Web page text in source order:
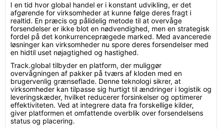
I en tid hvor global handel er i konstant udvikling, er det
afgørende for virksomheder at kunne følge deres fragt i
realtid. En præcis og pålidelig metode til at overvåge
forsendelser er ikke blot en nødvendighed, men en strategisk
fordel på det konkurrenceprægede marked. Med avancerede
løsninger kan virksomheder nu spore deres forsendelser med
en hidtil uset nøjagtighed og hastighed.
Track.global tilbyder en platform, der muliggør
overvågningen af pakker på tværs af kloden med en
brugervenlig grænseflade. Denne teknologi sikrer, at
virksomheder kan tilpasse sig hurtigt til ændringer i logistik og
leveringskæder, hvilket reducerer forsinkelser og optimerer
effektiviteten. Ved at integrere data fra forskellige kilder,
giver platformen et omfattende overblik over forsendelsens
status og placering.